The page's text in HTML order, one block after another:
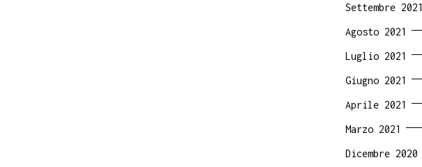
Settembre 2021
Agosto 2021
Luglio 2021
Giugno 2021
Aprile 2021
Marzo 2021
Dicembre 2020